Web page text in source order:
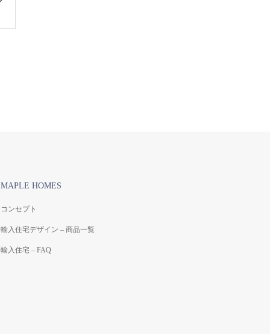
MAPLE HOMES
コンセプト
輸入住宅デザイン – 商品一覧
輸入住宅 – FAQ